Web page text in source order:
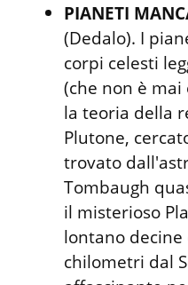
PIANETI
(Dedalo). I
corpi celesti
(che non è
la teoria della
Plutone,
trovato
Tombaugh
il misterioso
lontano
chilometri dal